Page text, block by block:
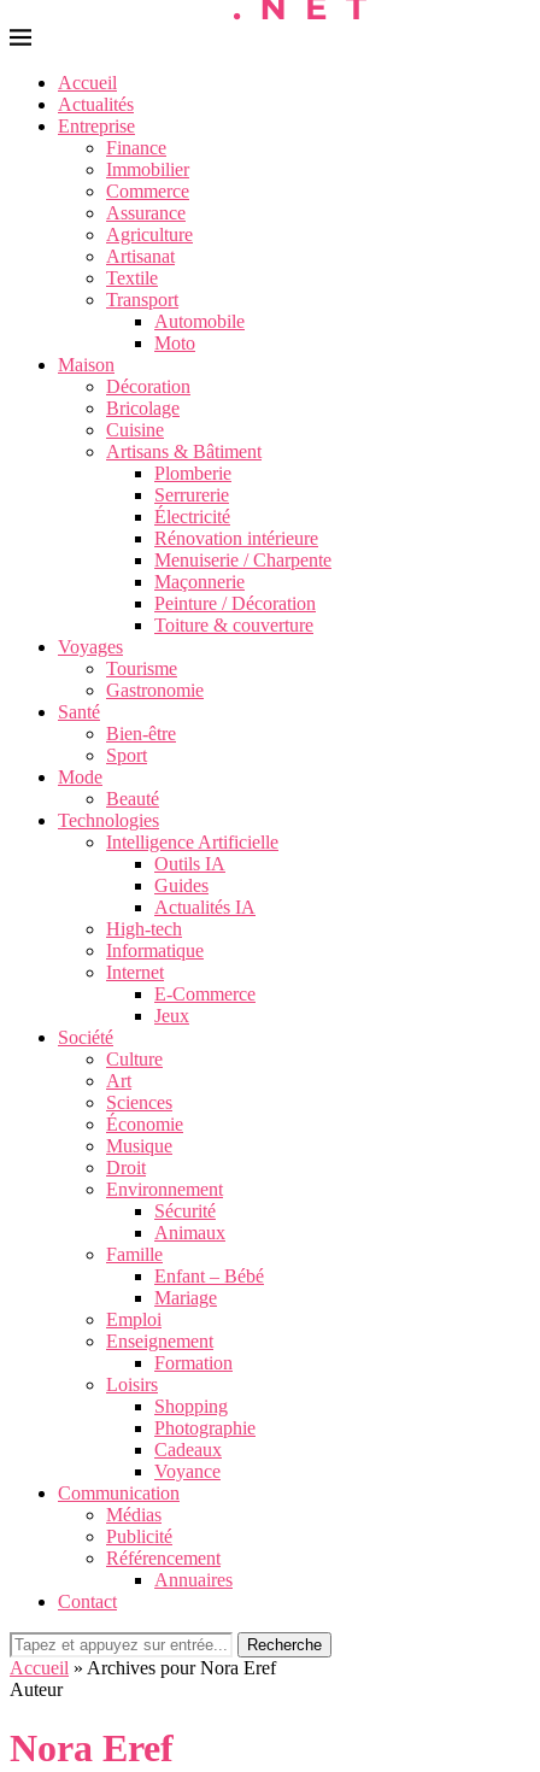
Accueil
Actualités
Entreprise
Finance
Immobilier
Commerce
Assurance
Agriculture
Artisanat
Textile
Transport
Automobile
Moto
Maison
Décoration
Bricolage
Cuisine
Artisans & Bâtiment
Plomberie
Serrurerie
Électricité
Rénovation intérieure
Menuiserie / Charpente
Maçonnerie
Peinture / Décoration
Toiture & couverture
Voyages
Tourisme
Gastronomie
Santé
Bien-être
Sport
Mode
Beauté
Technologies
Intelligence Artificielle
Outils IA
Guides
Actualités IA
High-tech
Informatique
Internet
E-Commerce
Jeux
Société
Culture
Art
Sciences
Économie
Musique
Droit
Environnement
Sécurité
Animaux
Famille
Enfant – Bébé
Mariage
Emploi
Enseignement
Formation
Loisirs
Shopping
Photographie
Cadeaux
Voyance
Communication
Médias
Publicité
Référencement
Annuaires
Contact
Recherche
Accueil » Archives pour Nora Eref
Auteur
Nora Eref